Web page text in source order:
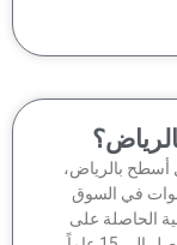
السوق
على